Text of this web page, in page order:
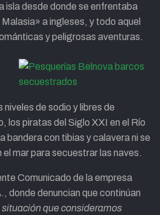
isla desde donde se enfrentaba
a ingleses, y todo aquel
y peligrosas aventuras.
de sodio y libres de
los piratas del Siglo XXI en el Río
bandera con tibias y calavera ni se
mar para secuestrar las naves.
Comunicado de la empresa
donde denuncian que continúan
que consideramos